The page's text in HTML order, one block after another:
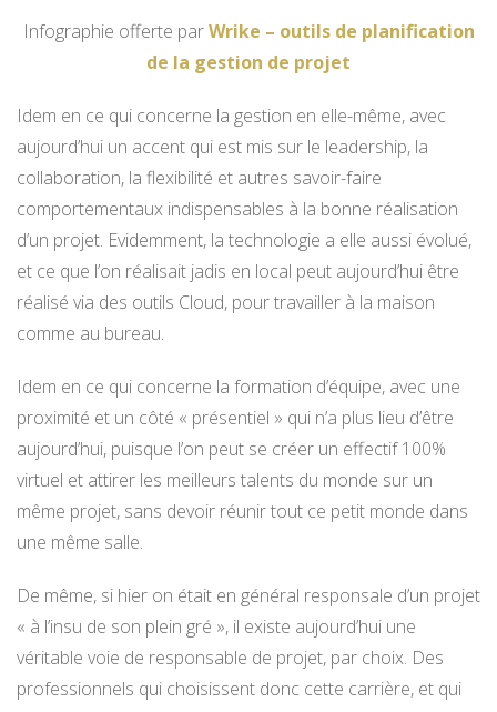
Infographie offerte parWrike – outils de planification
de la gestion de projet
Idem en ce qui concerne la gestion en elle-même, avec
aujourd’hui un accent qui est mis sur le leadership, la
collaboration, la flexibilité et autres savoir-faire
comportementaux indispensables à la bonne réalisation
d’un projet. Evidemment, la technologie a elle aussi évolué,
et ce que l’on réalisait jadis en local peut aujourd’hui être
réalisé via des outils Cloud, pour travailler à la maison
comme au bureau.
Idem en ce qui concerne la formation d’équipe, avec une
proximité et un côté « présentiel » qui n’a plus lieu d’être
aujourd’hui, puisque l’on peut se créer un effectif 100%
virtuel et attirer les meilleurs talents du monde sur un
même projet, sans devoir réunir tout ce petit monde dans
une même salle.
De même, si hier on était en général responsale d’un projet
« à l’insu de son plein gré », il existe aujourd’hui une
véritable voie de responsable de projet, par choix. Des
professionnels qui choisissent donc cette carrière, et qui